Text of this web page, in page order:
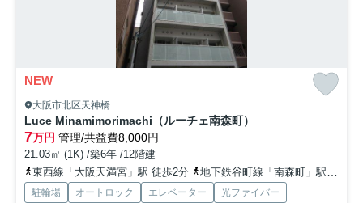
NEW
大阪市北区天神橋
Luce Minamimorimachi（ルーチェ南森町）
7万円 管理/共益費8,000円
21.03㎡ (1K) /築6年 /12階建
東西線「大阪天満宮」駅 徒歩2分
地下鉄谷町線「南森町」駅 徒歩3分
駐輪場 オートロック エレベーター
光ファイバー